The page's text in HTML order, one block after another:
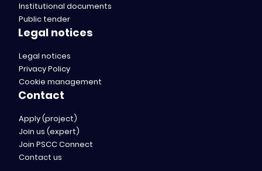
Institutional documents
Public tender
Legal notices
Legal notices
Privacy Policy
Cookie management
Contact
Apply (project)
Join us (expert)
Join PSCC Connect
Contact us